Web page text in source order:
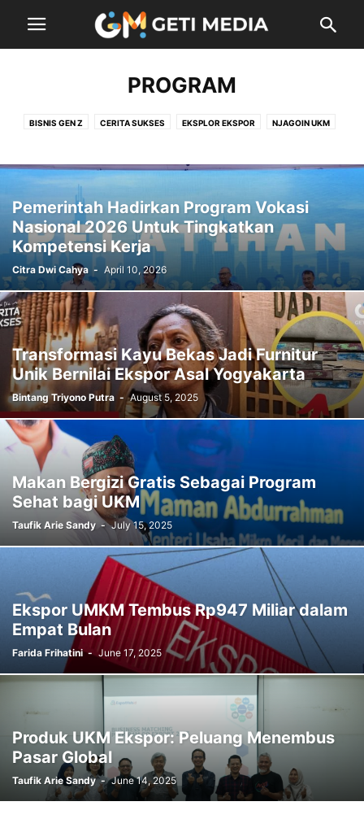
PROGRAM
BISNIS GEN Z CERITA SUKSES EKSPLOR EKSPOR NJAGOIN UKM
Pemerintah Hadirkan Program Vokasi
Nasional 2026 Untuk Tingkatkan
Kompetensi Kerja
Citra Dwi Cahya - April 10, 2026
Transformasi Kayu Bekas Jadi Furnitur
Unik Bernilai Ekspor Asal Yogyakarta
Bintang Triyono Putra - August 5, 2025
Makan Bergizi Gratis Sebagai Program
Sehat bagi UKM
Taufik Arie Sandy - July 15, 2025
Ekspor UMKM Tembus Rp947 Miliar dalam
Empat Bulan
Farida Frihatini - June 17, 2025
Produk UKM Ekspor: Peluang Menembus
Pasar Global
Taufik Arie Sandy - June 14, 2025